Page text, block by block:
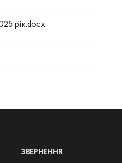
рік.docx
ЗВЕРНЕННЯ